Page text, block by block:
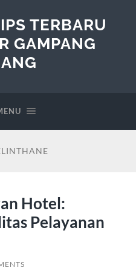
TERBARU
GAMPANG
Hotel:
Pelayanan